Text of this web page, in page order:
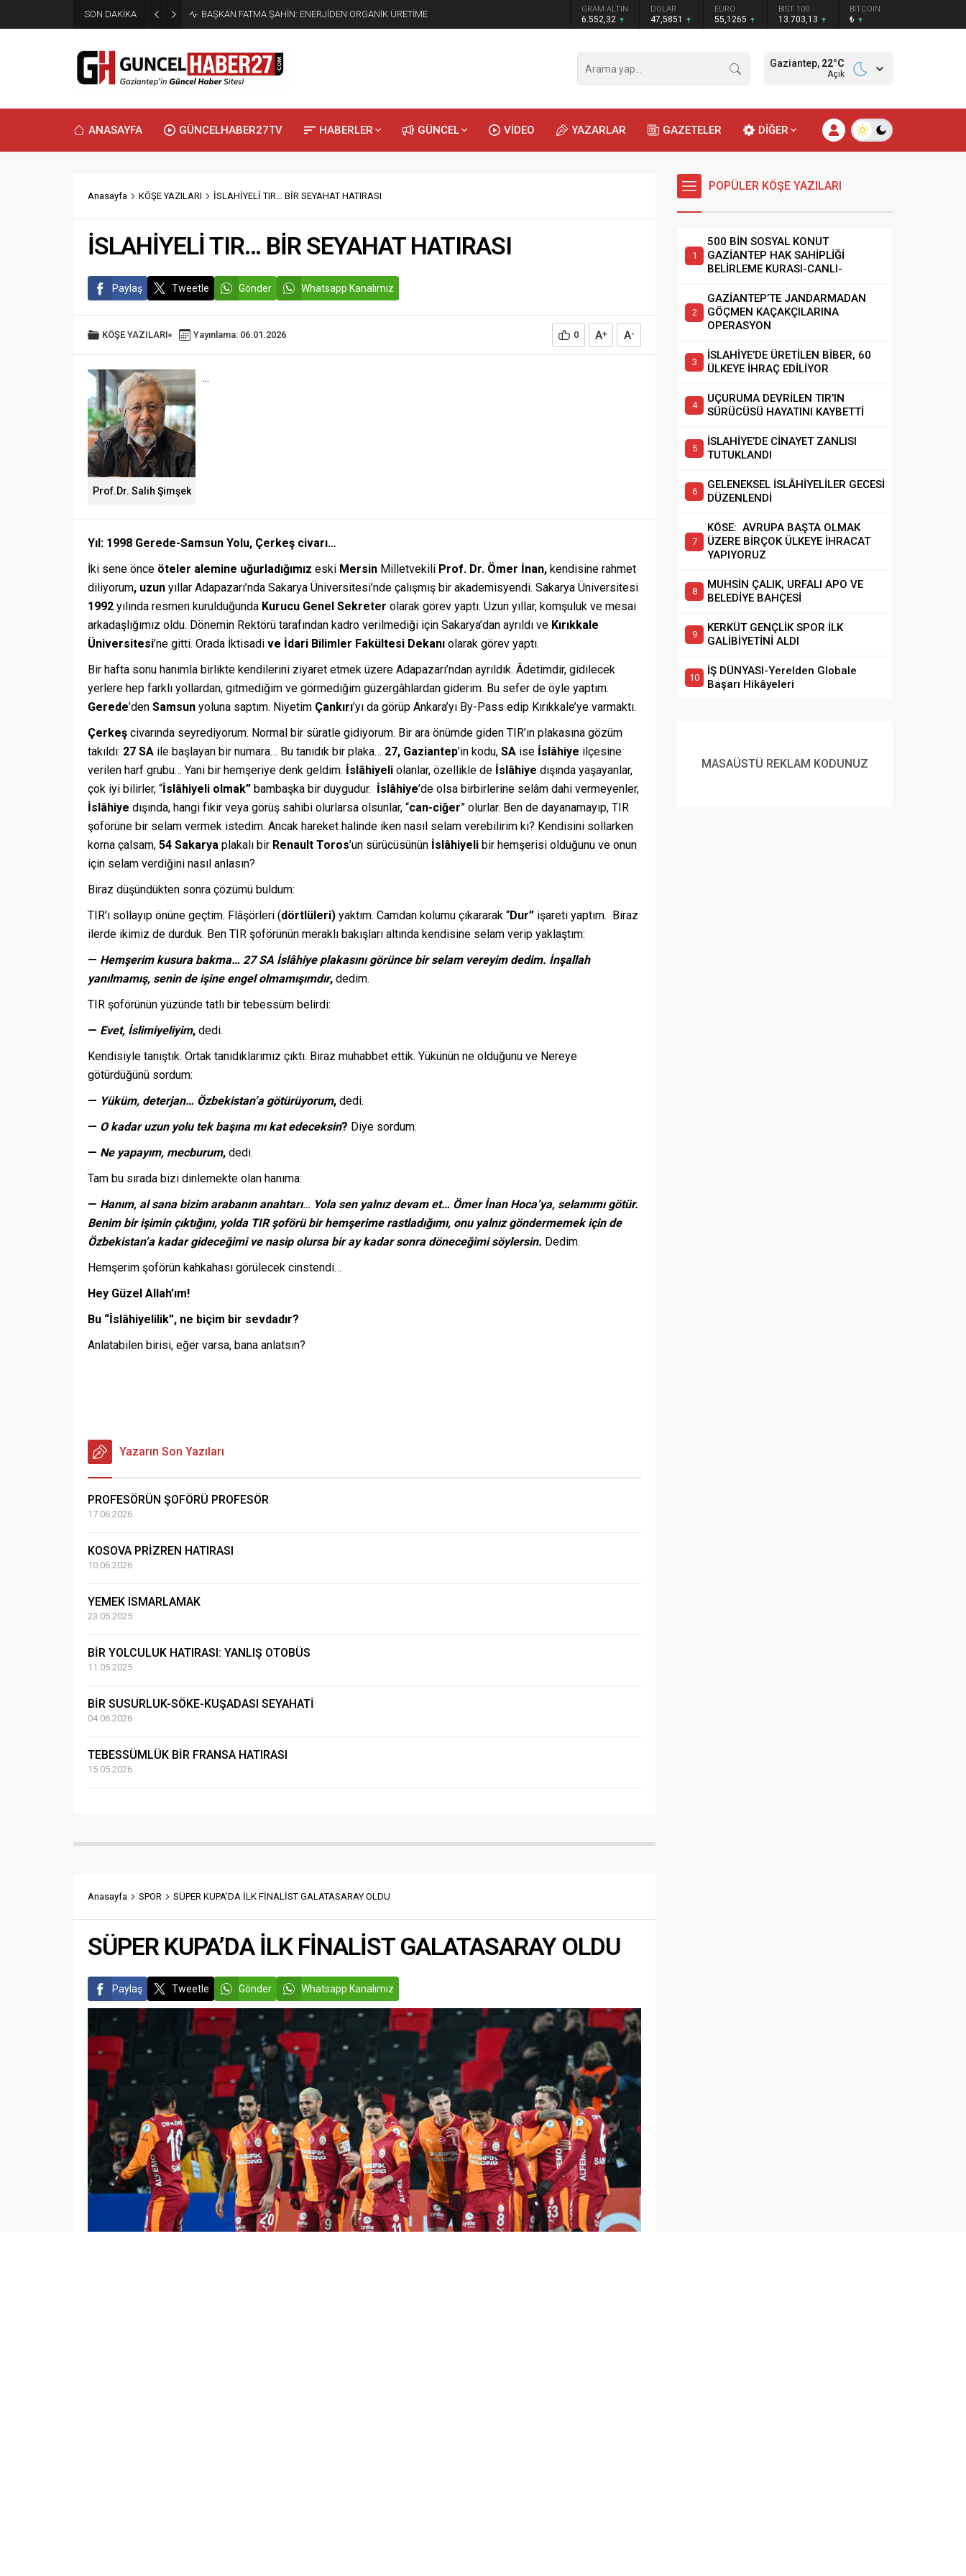
SON DAKİKA BAŞKAN FATMA ŞAHİN: ENERJİDEN ORGANİK ÜRETİME GRAM ALTIN
6.552,32
DOLAR
47,5851
EURO
55,1265
BIST 100
13.703,13
BITCOIN
₺
Gaziantep, 22°C
Açık
ANASAYFA GÜNCELHABER27TV HABERLER GÜNCEL VİDEO YAZARLAR GAZETELER DİĞER
Anasayfa KÖŞE YAZILARI İSLAHİYELİ TIR… BİR SEYAHAT HATIRASI
İSLAHİYELİ TIR… BİR SEYAHAT HATIRASI
Paylaş Tweetle Gönder Whatsapp Kanalımız
KÖŞE YAZILARI Yayınlama: 06.01.2026 0 A+ A-
Prof.Dr. Salih Şimşek
...
Yıl: 1998 Gerede-Samsun Yolu, Çerkeş civarı…
İki sene önce öteler alemine uğurladığımız eski Mersin Milletvekili Prof. Dr. Ömer İnan, kendisine rahmet
diliyorum, uzun yıllar Adapazarı’nda Sakarya Üniversitesi’nde çalışmış bir akademisyendi. Sakarya Üniversitesi
1992 yılında resmen kurulduğunda Kurucu Genel Sekreter olarak görev yaptı. Uzun yıllar, komşuluk ve mesai
arkadaşlığımız oldu. Dönemin Rektörü tarafından kadro verilmediği için Sakarya’dan ayrıldı ve Kırıkkale
Üniversitesi’ne gitti. Orada İktisadi ve İdari Bilimler Fakültesi Dekanı olarak görev yaptı.
Bir hafta sonu hanımla birlikte kendilerini ziyaret etmek üzere Adapazarı’ndan ayrıldık. Âdetimdir, gidilecek
yerlere hep farklı yollardan, gitmediğim ve görmediğim güzergâhlardan giderim. Bu sefer de öyle yaptım.
Gerede’den Samsun yoluna saptım. Niyetim Çankırı’yı da görüp Ankara’yı By-Pass edip Kırıkkale’ye varmaktı.
Çerkeş civarında seyrediyorum. Normal bir süratle gidiyorum. Bir ara önümde giden TIR’ın plakasına gözüm
takıldı: 27 SA ile başlayan bir numara… Bu tanıdık bir plaka… 27, Gaziantep’in kodu, SA ise İslâhiye ilçesine
verilen harf grubu… Yani bir hemşeriye denk geldim. İslâhiyeli olanlar, özellikle de İslâhiye dışında yaşayanlar,
çok iyi bilirler, “İslâhiyeli olmak” bambaşka bir duygudur. İslâhiye’de olsa birbirlerine selâm dahi vermeyenler,
İslâhiye dışında, hangi fikir veya görüş sahibi olurlarsa olsunlar, “can-ciğer” olurlar. Ben de dayanamayıp, TIR
şoförüne bir selam vermek istedim. Ancak hareket halinde iken nasıl selam verebilirim ki? Kendisini sollarken
korna çalsam, 54 Sakarya plakalı bir Renault Toros’un sürücüsünün İslâhiyeli bir hemşerisi olduğunu ve onun
için selam verdiğini nasıl anlasın?
Biraz düşündükten sonra çözümü buldum:
TIR’ı sollayıp önüne geçtim. Flâşörleri (dörtlüleri) yaktım. Camdan kolumu çıkararak “Dur” işareti yaptım. Biraz
ilerde ikimiz de durduk. Ben TIR şoförünün meraklı bakışları altında kendisine selam verip yaklaştım:
— Hemşerim kusura bakma… 27 SA İslâhiye plakasını görünce bir selam vereyim dedim. İnşallah
yanılmamış, senin de işine engel olmamışımdır, dedim.
TIR şoförünün yüzünde tatlı bir tebessüm belirdi:
— Evet, İslimiyeliyim, dedi.
Kendisiyle tanıştık. Ortak tanıdıklarımız çıktı. Biraz muhabbet ettik. Yükünün ne olduğunu ve Nereye
götürdüğünü sordum:
— Yüküm, deterjan… Özbekistan’a götürüyorum, dedi.
— O kadar uzun yolu tek başına mı kat edeceksin? Diye sordum.
— Ne yapayım, mecburum, dedi.
Tam bu sırada bizi dinlemekte olan hanıma:
— Hanım, al sana bizim arabanın anahtarı… Yola sen yalnız devam et… Ömer İnan Hoca’ya, selamımı götür.
Benim bir işimin çıktığını, yolda TIR şoförü bir hemşerime rastladığımı, onu yalnız göndermemek için de
Özbekistan’a kadar gideceğimi ve nasip olursa bir ay kadar sonra döneceğimi söylersin. Dedim.
Hemşerim şoförün kahkahası görülecek cinstendi…
Hey Güzel Allah’ım!
Bu “İslâhiyelilik”, ne biçim bir sevdadır?
Anlatabilen birisi, eğer varsa, bana anlatsın?
Yazarın Son Yazıları
PROFESÖRÜN ŞOFÖRÜ PROFESÖR
17.06.2026
KOSOVA PRİZREN HATIRASI
10.06.2026
YEMEK ISMARLAMAK
23.05.2025
BİR YOLCULUK HATIRASI: YANLIŞ OTOBÜS
11.05.2025
BİR SUSURLUK-SÖKE-KUŞADASI SEYAHATİ
04.06.2026
TEBESSÜMLÜK BİR FRANSA HATIRASI
15.05.2026
Anasayfa SPOR SÜPER KUPA’DA İLK FİNALİST GALATASARAY OLDU
SÜPER KUPA’DA İLK FİNALİST GALATASARAY OLDU
Paylaş Tweetle Gönder Whatsapp Kanalımız
POPÜLER KÖŞE YAZILARI
500 BİN SOSYAL KONUT
GAZİANTEP HAK SAHİPLİĞİ
BELİRLEME KURASI-CANLI-
GAZİANTEP’TE JANDARMADAN
GÖÇMEN KAÇAKÇILARINA
OPERASYON
İSLAHİYE’DE ÜRETİLEN BİBER, 60
ÜLKEYE İHRAÇ EDİLİYOR
UÇURUMA DEVRİLEN TIR’IN
SÜRÜCÜSÜ HAYATINI KAYBETTİ
İSLAHİYE’DE CİNAYET ZANLISI
TUTUKLANDI
GELENEKSEL İSLÂHİYELİLER GECESİ
DÜZENLENDİ
KÖSE: AVRUPA BAŞTA OLMAK
ÜZERE BİRÇOK ÜLKEYE İHRACAT
YAPIYORUZ
MUHSİN ÇALIK, URFALI APO VE
BELEDİYE BAHÇESİ
KERKÜT GENÇLİK SPOR İLK
GALİBİYETİNİ ALDI
İŞ DÜNYASI-Yerelden Globale
Başarı Hikâyeleri
MASAÜSTÜ REKLAM KODUNUZ